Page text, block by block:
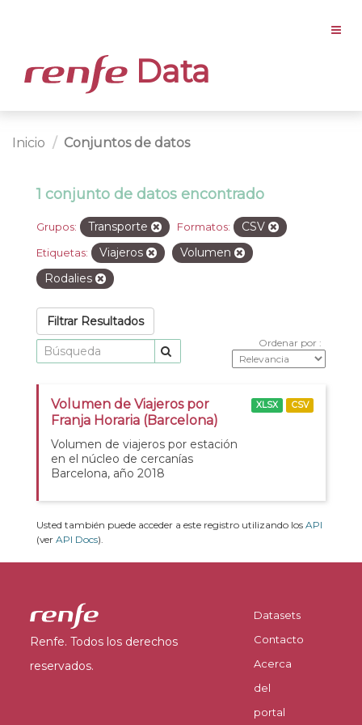
Data
Inicio Conjuntos de datos
1 conjunto de datos encontrado
Grupos: Transporte Formatos: CSV
Etiquetas: Viajeros
Volumen
Rodalies
Filtrar Resultados
Ordenar por
Volumen de Viajeros por
Franja Horaria (Barcelona)
Volumen de viajeros por estación
en el núcleo de cercanías
Barcelona, año 2018
XLSX CSV
Usted también puede acceder a este registro utilizando los API
(ver API Docs).
Renfe. Todos los derechos
reservados.
Datasets
Contacto
Acerca
del
portal